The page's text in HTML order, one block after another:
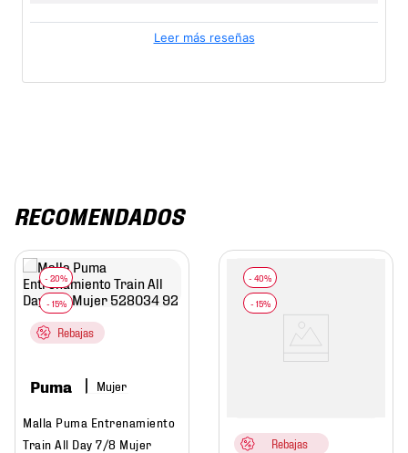
Leer más reseñas
RECOMENDADOS
Rebajas
Puma Mujer
Malla Puma Entrenamiento
Train All Day 7/8 Mujer
Rebajas